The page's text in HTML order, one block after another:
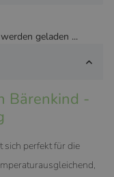
geladen ...
Bärenkind -
perfekt für die